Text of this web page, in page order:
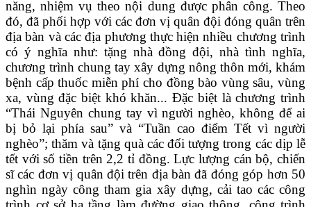
năng, nhiệm vụ theo nội dung được phân công. Theo
đó, đã phối hợp với các đơn vị quân đội đóng quân trên
địa bàn và các địa phương thực hiện nhiều chương trình
có ý nghĩa như: tặng nhà đồng đội, nhà tình nghĩa,
chương trình chung tay xây dựng nông thôn mới, khám
bệnh cấp thuốc miễn phí cho đồng bào vùng sâu, vùng
xa, vùng đặc biệt khó khăn... Đặc biệt là chương trình
“Thái Nguyên chung tay vì người nghèo, không để ai
bị bỏ lại phía sau” và “Tuần cao điểm Tết vì người
nghèo”; thăm và tặng quà các đối tượng trong các dịp lễ
tết với số tiền trên 2,2 tỉ đồng. Lực lượng cán bộ, chiến
sĩ các đơn vị quân đội trên địa bàn đã đóng góp hơn 50
nghìn ngày công tham gia xây dựng, cải tao các công